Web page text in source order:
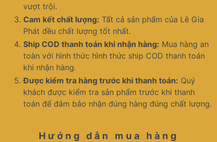
vượt trội.
Cam kết chất lượng: Tất cả sản phẩm của Lê Gia
Phát đều chất lượng tốt nhất.
Ship COD thanh toán khi nhận hàng: Mua hàng an
toàn với hình thức hình thức ship COD thanh toán
khi nhận hàng.
Được kiểm tra hàng trước khi thanh toán: Quý
khách được kiểm tra sản phẩm trước khi thanh
toán để đảm bảo nhận đúng hàng đúng chất lượng.
Hướng dẫn mua hàng